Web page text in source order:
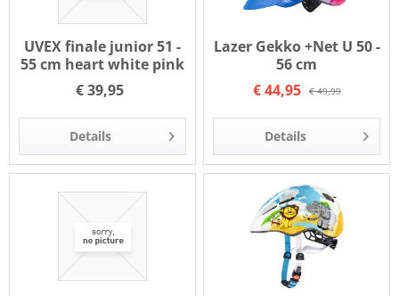
UVEX finale junior 51 -
55 cm heart white pink
€ 39,95
Details
Lazer Gekko +Net U 50 -
56 cm
€ 44,95
€ 49,99
Details